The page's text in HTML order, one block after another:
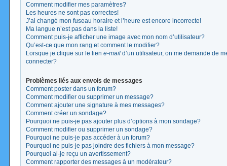
Comment modifier mes paramètres?
Les heures ne sont pas correctes!
J’ai changé mon fuseau horaire et l’heure est encore incorrecte!
Ma langue n’est pas dans la liste!
Comment puis-je afficher une image avec mon nom d’utilisateur?
Qu’est-ce que mon rang et comment le modifier?
Lorsque je clique sur le lien e-mail d’un utilisateur, on me demande de
connecter?
Problèmes liés aux envois de messages
Comment poster dans un forum?
Comment modifier ou supprimer un message?
Comment ajouter une signature à mes messages?
Comment créer un sondage?
Pourquoi ne puis-je pas ajouter plus d’options à mon sondage?
Comment modifier ou supprimer un sondage?
Pourquoi ne puis-je pas accéder à un forum?
Pourquoi ne puis-je pas joindre des fichiers à mon message?
Pourquoi ai-je reçu un avertissement?
Comment rapporter des messages à un modérateur?